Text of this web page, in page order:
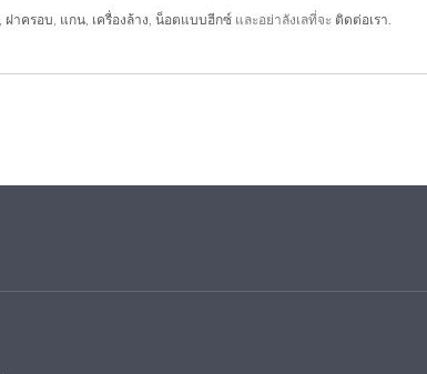
ฝาครอบ แกน เครื่องล้าง น็อตแบบฮีกซ์ และอย่าลังเลที่จะ ติดต่อเรา